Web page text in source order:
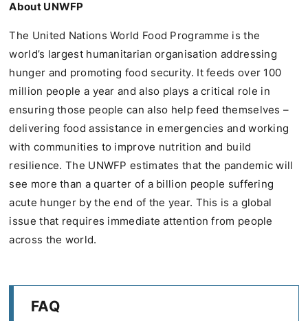
About UNWFP
The United Nations World Food Programme is the
world’s largest humanitarian organisation addressing
hunger and promoting food security. It feeds over 100
million people a year and also plays a critical role in
ensuring those people can also help feed themselves –
delivering food assistance in emergencies and working
with communities to improve nutrition and build
resilience. The UNWFP estimates that the pandemic will
see more than a quarter of a billion people suffering
acute hunger by the end of the year. This is a global
issue that requires immediate attention from people
across the world.
FAQ